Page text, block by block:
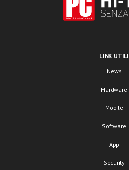
LINK UTILI
News
Hardware
Mobile
Software
App
Security